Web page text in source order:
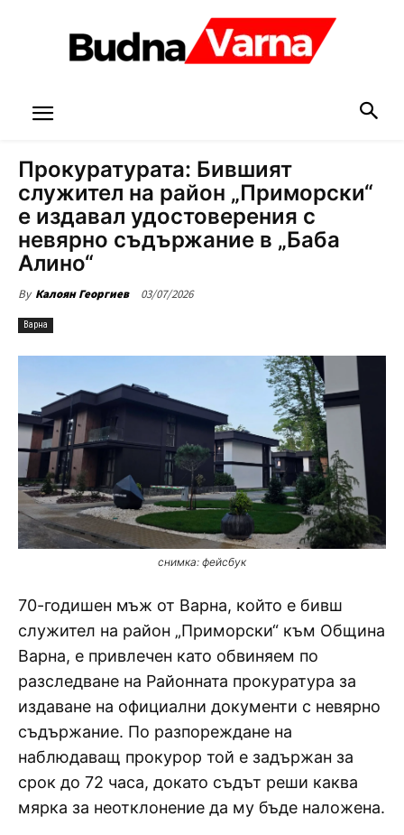
Прокуратурата: Бившият
служител на район „Приморски“
е издавал удостоверения с
невярно съдържание в „Баба
Алино“
By Калоян Георгиев 03/07/2026
Варна
снимка: фейсбук
70-годишен мъж от Варна, който е бивш
служител на район „Приморски“ към Община
Варна, е привлечен като обвиняем по
разследване на Районната прокуратура за
издаване на официални документи с невярно
съдържание. По разпореждане на
наблюдаващ прокурор той е задържан за
срок до 72 часа, докато съдът реши каква
мярка за неотклонение да му бъде наложена.